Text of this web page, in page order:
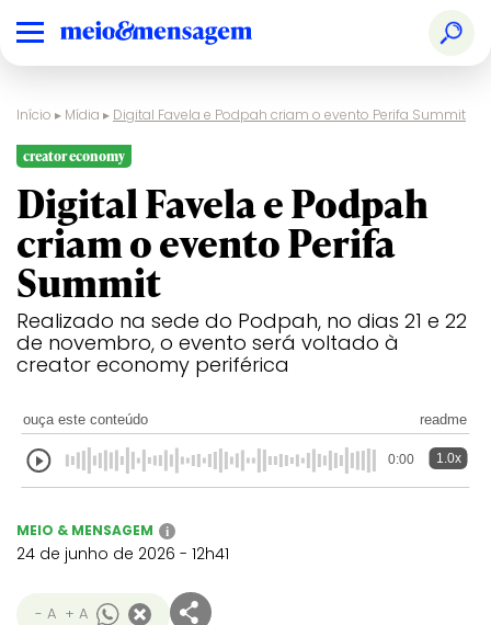
Início ▸ Mídia ▸ Digital Favela e Podpah criam o evento Perifa Summit
creator economy
Digital Favela e Podpah
criam o evento Perifa
Summit
Realizado na sede do Podpah, no dias 21 e 22
de novembro, o evento será voltado à
creator economy periférica
ouça este conteúdo readme
0:00 1.0x
MEIO & MENSAGEM i
24 de junho de 2026 - 12h41
- A + A